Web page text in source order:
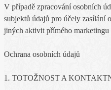
V případě zpracování osobních
subjektů údajů pro účely zasílání
jiných aktivit přímého marketingu
Ochrana osobních údajů
1. TOTOŽNOST A